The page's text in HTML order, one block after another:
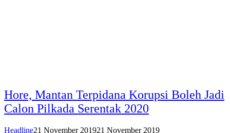
Hore, Mantan Terpidana Korupsi Boleh Jadi
Calon Pilkada Serentak 2020
Headline21 November 201921 November 2019